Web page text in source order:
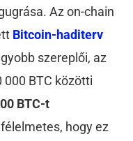
Az on-chain
Bitcoin-haditerv
szereplői, az
000 BTC közötti
BTC-t
hogy ez